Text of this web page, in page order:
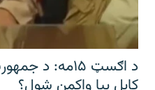
د اګسټ ۱۵مه: د
کابل بیا واکمن شول؟